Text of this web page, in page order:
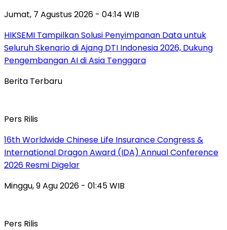
Jumat, 7 Agustus 2026 - 04:14 WIB
HIKSEMI Tampilkan Solusi Penyimpanan Data untuk
Seluruh Skenario di Ajang DTI Indonesia 2026, Dukung
Pengembangan AI di Asia Tenggara
Berita Terbaru
Pers Rilis
16th Worldwide Chinese Life Insurance Congress &
International Dragon Award (IDA) Annual Conference
2026 Resmi Digelar
Minggu, 9 Agu 2026 - 01:45 WIB
Pers Rilis